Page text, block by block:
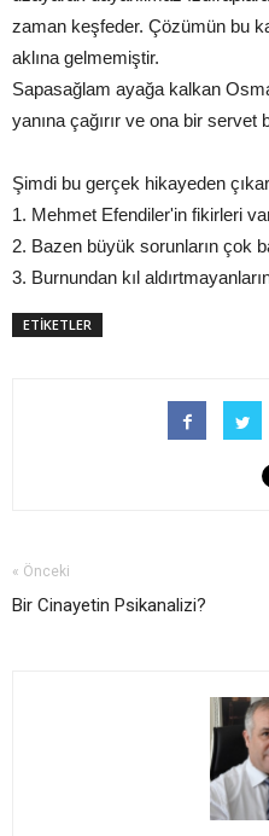
zaman keşfeder. Çözümün bu
aklına gelmemiştir.
Sapasağlam ayağa kalkan
yanına çağırır ve ona bir servet
Şimdi bu gerçek hikayeden
1. Mehmet Efendiler'in fikirleri
2. Bazen büyük sorunların çok
3. Burnundan kıl
ETİKETLER
« Önceki
Bir Cinayetin Psikanalizi?